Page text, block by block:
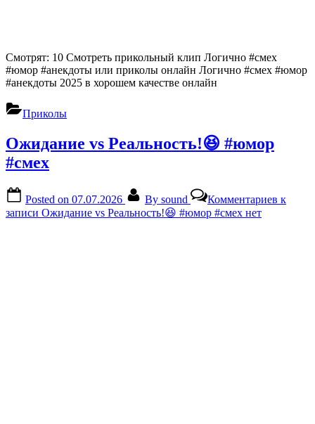
Смотрят: 10 Смотреть прикольный клип Логично #смех
#юмор #анекдоты или приколы онлайн Логично #смех #юмор
#анекдоты 2025 в хорошем качестве онлайн
Приколы
Ожидание vs Реальность!😆 #юмор
#смех
Posted on 07.07.2026 By sound Комментариев к
записи Ожидание vs Реальность!😆 #юмор #смех нет